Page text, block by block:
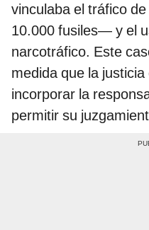
vinculaba el tráfico
10.000 fusiles— y el
narcotráfico. Este
medida que la
incorporar la
permitir su